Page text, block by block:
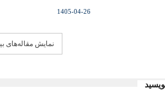
1405-04-26
نمایش مقاله‌های